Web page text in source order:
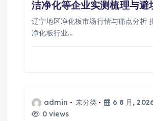
洁净化等企业实测梳理与避
辽宁地区净化板市场行情与痛点分析
净化板行业…
admin 未分类
6 8 月,
0 views